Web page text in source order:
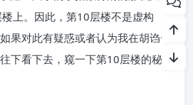
上。因此，第10层楼不是虚构
果对此有疑惑或者认为我在胡诌一
下看下去，窥一下第10层楼的秘